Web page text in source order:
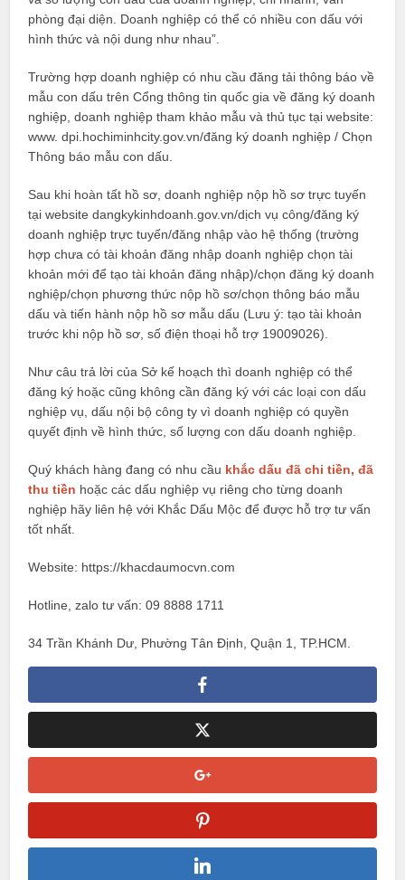
phòng đại diện. Doanh nghiệp có thể có nhiều con dấu với
hình thức và nội dung như nhau”.
Trường hợp doanh nghiệp có nhu cầu đăng tải thông báo về
mẫu con dấu trên Cổng thông tin quốc gia về đăng ký doanh
nghiệp, doanh nghiệp tham khảo mẫu và thủ tục tại website:
www. dpi.hochiminhcity.gov.vn/đăng ký doanh nghiệp / Chọn
Thông báo mẫu con dấu.
Sau khi hoàn tất hồ sơ, doanh nghiệp nộp hồ sơ trực tuyến
tại website dangkykinhdoanh.gov.vn/dịch vụ công/đăng ký
doanh nghiệp trực tuyến/đăng nhập vào hệ thống (trường
hợp chưa có tài khoản đăng nhập doanh nghiệp chọn tài
khoản mới để tạo tài khoản đăng nhập)/chọn đăng ký doanh
nghiệp/chọn phương thức nộp hồ sơ/chọn thông báo mẫu
dấu và tiến hành nộp hồ sơ mẫu dấu (Lưu ý: tạo tài khoản
trước khi nộp hồ sơ, số điện thoại hỗ trợ 19009026).
Như câu trả lời của Sở kế hoạch thì doanh nghiệp có thể
đăng ký hoặc cũng không cần đăng ký với các loại con dấu
nghiệp vụ, dấu nội bộ công ty vì doanh nghiệp có quyền
quyết định về hình thức, số lượng con dấu doanh nghiệp.
Quý khách hàng đang có nhu cầu khắc dấu đã chi tiền, đã
thu tiền hoặc các dấu nghiệp vụ riêng cho từng doanh
nghiệp hãy liên hệ với Khắc Dấu Mộc để được hỗ trợ tư vấn
tốt nhất.
Website: https://khacdaumocvn.com
Hotline, zalo tư vấn: 09 8888 1711
34 Trần Khánh Dư, Phường Tân Định, Quận 1, TP.HCM.